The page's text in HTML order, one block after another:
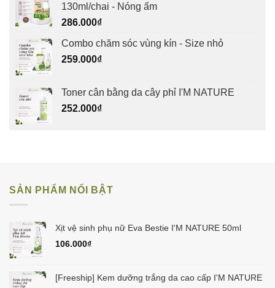
130ml/chai - Nóng ấm
286.000₫
Combo chăm sóc vùng kín - Size nhỏ
259.000₫
Toner cân bằng da cây phỉ I'M NATURE
252.000₫
SẢN PHẨM NỔI BẬT
Xịt vệ sinh phụ nữ Eva Bestie I'M NATURE 50ml
106.000₫
[Freeship] Kem dưỡng trắng da cao cấp I'M NATURE